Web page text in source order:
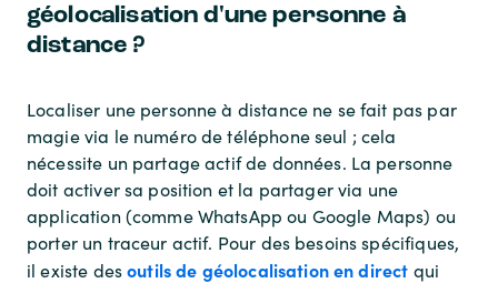
géolocalisation d'une personne à
distance ?
Localiser une personne à distance ne se fait pas par
magie via le numéro de téléphone seul ; cela
nécessite un partage actif de données. La personne
doit activer sa position et la partager via une
application (comme WhatsApp ou Google Maps) ou
porter un traceur actif. Pour des besoins spécifiques,
il existe desoutils de géolocalisation en direct qui